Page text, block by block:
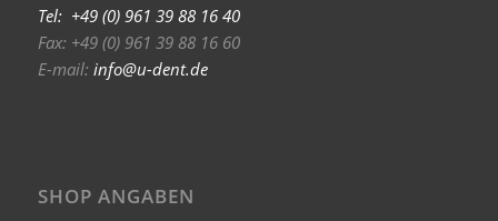
Tel: +49 (0) 961 39 88 16 40
Fax: +49 (0) 961 39 88 16 60
E-mail: info@u-dent.de
SHOP ANGABEN